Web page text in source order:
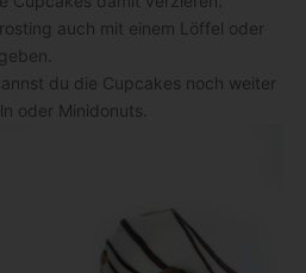
auch mit einem Löffel oder
du die Cupcakes noch weiter
oder Minidonuts.